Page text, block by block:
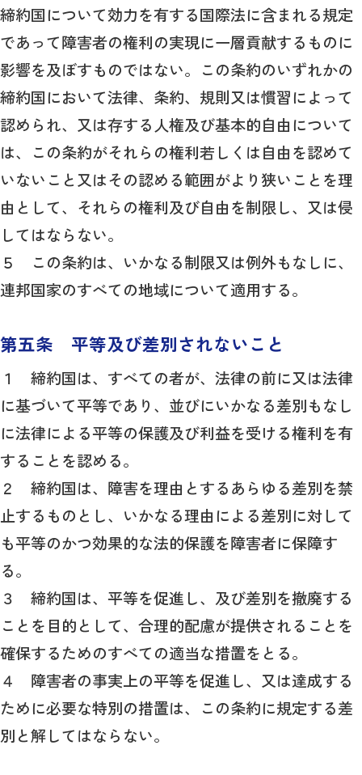
締約国について効力を有する国際法に含まれる規定
であって障害者の権利の実現に一層貢献するものに
影響を及ぼすものではない。この条約のいずれかの
締約国において法律、条約、規則又は慣習によって
認められ、又は存する人権及び基本的自由について
は、この条約がそれらの権利若しくは自由を認めて
いないこと又はその認める範囲がより狭いことを理
由として、それらの権利及び自由を制限し、又は侵
してはならない。
５ この条約は、いかなる制限又は例外もなしに、
連邦国家のすべての地域について適用する。
第五条 平等及び差別されないこと
１ 締約国は、すべての者が、法律の前に又は法律
に基づいて平等であり、並びにいかなる差別もなし
に法律による平等の保護及び利益を受ける権利を有
することを認める。
２ 締約国は、障害を理由とするあらゆる差別を禁
止するものとし、いかなる理由による差別に対して
も平等のかつ効果的な法的保護を障害者に保障す
る。
３ 締約国は、平等を促進し、及び差別を撤廃する
ことを目的として、合理的配慮が提供されることを
確保するためのすべての適当な措置をとる。
４ 障害者の事実上の平等を促進し、又は達成する
ために必要な特別の措置は、この条約に規定する差
別と解してはならない。